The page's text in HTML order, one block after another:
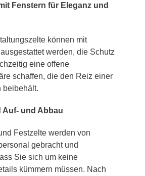
Fenstern für Eleganz und
können mit
werden, die Schutz
eine offene
schaffen, die den Reiz einer
beibehält.
Auf- und Abbau
Festzelte werden von
gebracht und
Sie sich um keine
kümmern müssen. Nach